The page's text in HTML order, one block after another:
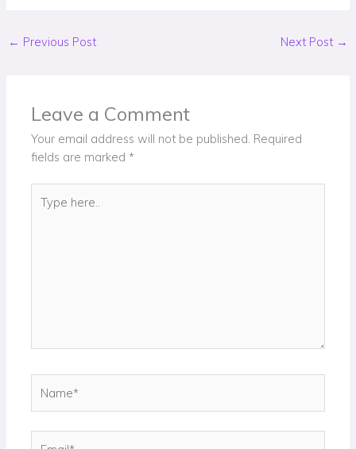
← Previous Post Next Post →
Leave a Comment
Your email address will not be published. Required
fields are marked *
here..